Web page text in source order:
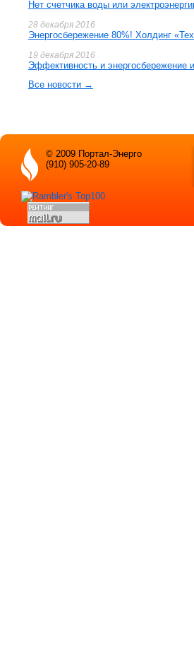
Нет счетчика воды или
28 декабря 2016
Энергосбережение 80%! Холдинг
19 декабря 2016
Эффективность и энергосбережение
Все новости →
© 2009 Портал-Энерго
(910) 905-20-89